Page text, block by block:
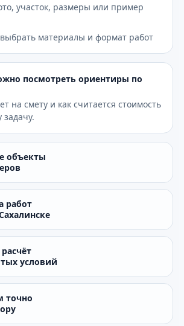
участок, размеры или пример
материалы и формат работ
посмотреть ориентиры по
на смету и как считается стоимость
объекты
работ
условий
точно